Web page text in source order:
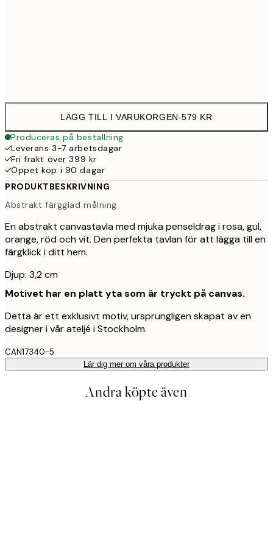
LÄGG TILL I VARUKORGEN-579 KR
Produceras på beställning
Leverans 3-7 arbetsdagar
Fri frakt över 399 kr
Öppet köp i 90 dagar
PRODUKTBESKRIVNING
Abstrakt färgglad målning
En abstrakt canvastavla med mjuka penseldrag i rosa, gul,
orange, röd och vit. Den perfekta tavlan för att lägga till en
färgklick i ditt hem.
Djup: 3,2 cm
Motivet har en platt yta som är tryckt på canvas.
Detta är ett exklusivt motiv, ursprungligen skapat av en
designer i vår ateljé i Stockholm.
CAN17340-5
Lär dig mer om våra produkter
Andra köpte även